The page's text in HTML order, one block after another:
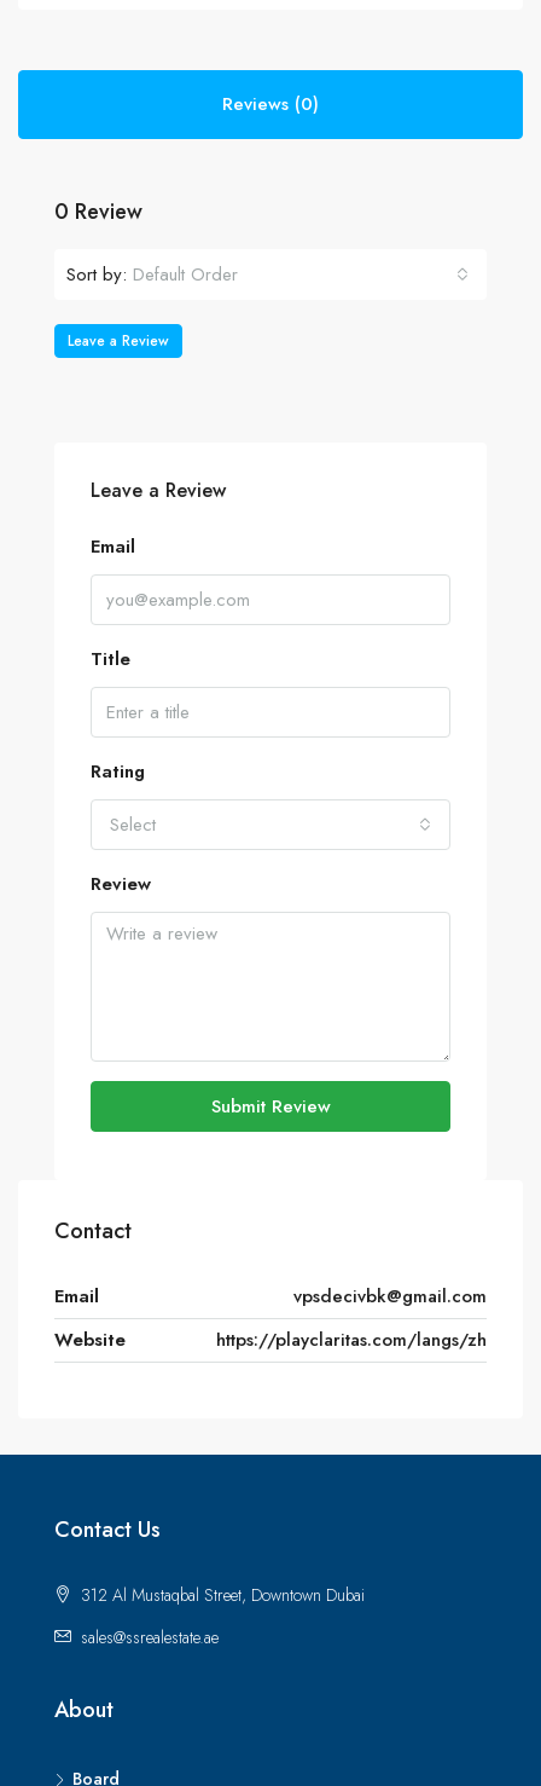
Reviews (0)
0 Review
Sort by: Default Order
Leave a Review
Leave a Review
Email
Title
Rating
Select
Review
Submit Review
Contact
Email
vpsdecivbk@gmail.com
Website
https://playclaritas.com/langs/zh
Contact Us
312 Al Mustaqbal Street, Downtown Dubai
sales@ssrealestate.ae
About
Board